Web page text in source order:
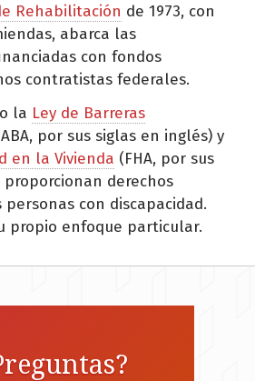
Rehabilitación de 1973, con
abarca las
con fondos
contratistas federales.
la Ley de Barreras
por sus siglas en inglés) y
en la Vivienda (FHA, por sus
derechos
con discapacidad.
propio enfoque particular.